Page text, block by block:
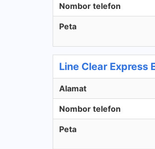
Nombor telefon
Peta
Line Clear Express
Alamat
Nombor telefon
Peta